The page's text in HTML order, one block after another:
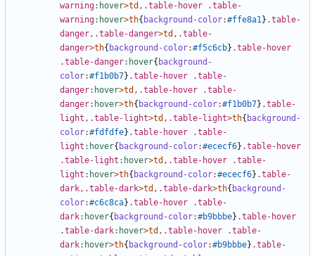
warning:hover>td , .table-hover
.table-
warning:hover>th{ background-color:#ffe8a1} .table-
danger, .table-danger>td , .table-
danger>th{ background-color:#f5c6cb} .table-hover
.table-danger:hover{ background-
color:#f1b0b7} .table-hover
.table-
danger:hover>td , .table-hover
.table-
danger:hover>th{ background-color:#f1b0b7} .table-
light , .table-light>td , .table-light>th{ background-
color:#fdfdfe} .table-hover
.table-
light :hover{ background-color:#ececf6} .table-hover
.table-light :hover>td , .table-hover
.table-
light :hover>th{ background-color:#ececf6} .table-
dark, .table-dark>td , .table-dark>th{ background-
color:#c6c8ca} .table-hover
.table-
dark:hover{ background-color:#b9bbbe} .table-hover
.table-dark:hover>td , .table-hover
.table-
dark:hover>th{ background-color:#b9bbbe} .table-